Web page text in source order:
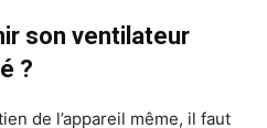
son ventilateur
?
de l’appareil même, il faut